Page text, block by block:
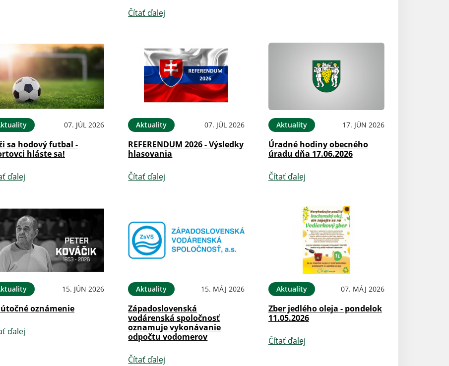
Čítať ďalej
07. JÚL 2026
sa hodový futbal -
hláste sa!
ďalej
Aktuality 07. JÚL 2026
REFERENDUM 2026 - Výsledky
hlasovania
Čítať ďalej
Aktuality 17. JÚN 2026
Úradné hodiny obecného
úradu dňa 17.06.2026
Čítať ďalej
15. JÚN 2026
oznámenie
ďalej
Aktuality 15. MÁJ 2026
Západoslovenská
vodárenská spoločnosť
oznamuje vykonávanie
odpočtu vodomerov
Čítať ďalej
Aktuality 07. MÁJ 2026
Zber jedlého oleja - pondelok
11.05.2026
Čítať ďalej